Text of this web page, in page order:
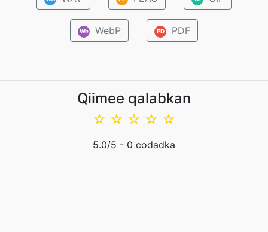
We WebP PD PDF
Qiimee qalabkan
☆
☆
☆
☆
☆
5.0/5 - 0 codadka